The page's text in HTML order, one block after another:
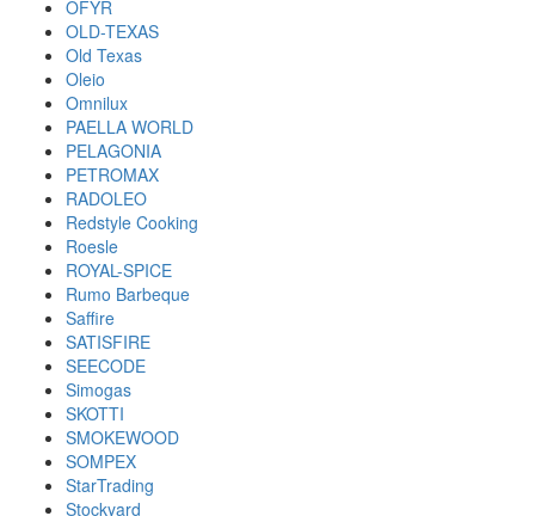
OFYR
OLD-TEXAS
Old Texas
Oleio
Omnilux
PAELLA WORLD
PELAGONIA
PETROMAX
RADOLEO
Redstyle Cooking
Roesle
ROYAL-SPICE
Rumo Barbeque
Saffire
SATISFIRE
SEECODE
Simogas
SKOTTI
SMOKEWOOD
SOMPEX
StarTrading
Stockyard